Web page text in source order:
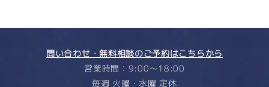
問い合わせ・無料相談のご予約はこちらから
営業時間：9:00〜18:00
毎週 火曜・水曜 定休